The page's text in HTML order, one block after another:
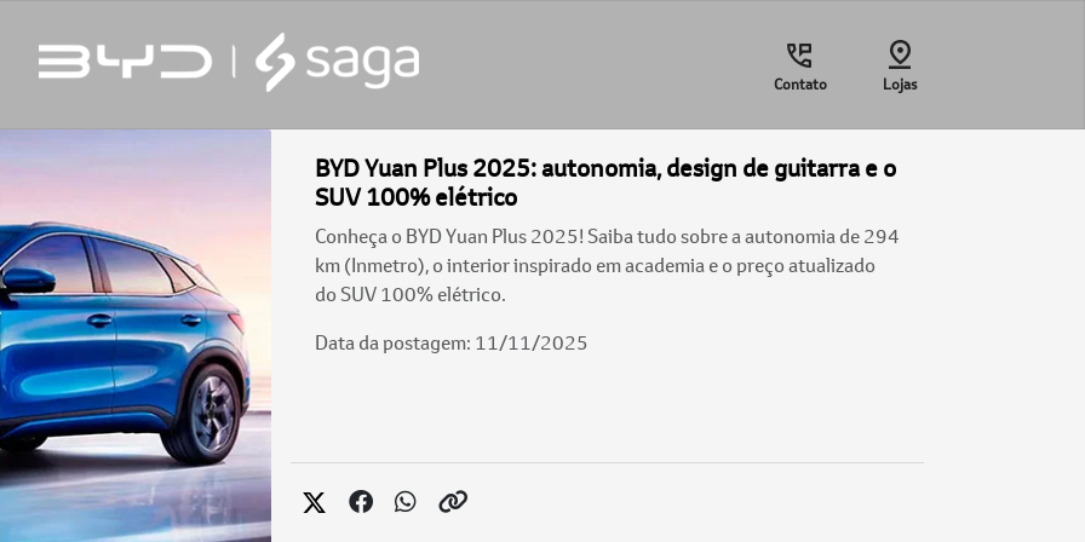
Contato Lojas
BYD Yuan Plus 2025: autonomia, design de guitarra e o
SUV 100% elétrico
Conheça o BYD Yuan Plus 2025! Saiba tudo sobre a autonomia de 294
km (Inmetro), o interior inspirado em academia e o preço atualizado
do SUV 100% elétrico.
Data da postagem: 11/11/2025